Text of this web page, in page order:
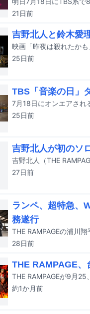
21日前
吉野北人と鈴木愛
25日前
TBS「音楽の日」
25日前
吉野北人が初のソ
27日前
ランペ、超特急、
務遂行
28日前
THE RAMPAGE、
約1か月前